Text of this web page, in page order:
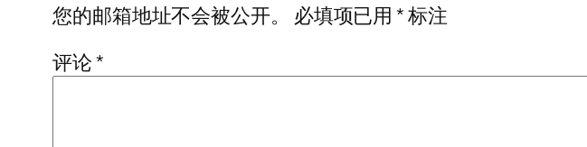
您的邮箱地址不会被公开。
必填项已用*标注
评论*